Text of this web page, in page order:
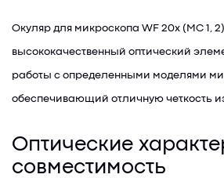
Окуляр для микроскопа WF 20х (MC 1,
высококачественный оптический
работы с определенными моделями
обеспечивающий отличную четкость
Оптические
совместимость